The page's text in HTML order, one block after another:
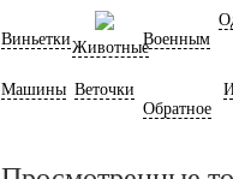
ВиньеткиЖивотныеВоенным
Машины Веточки
Обратное